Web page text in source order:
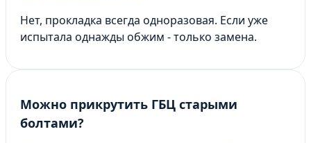
Нет, прокладка всегда одноразовая. Если уже
испытала однажды обжим - только замена.
Можно прикрутить ГБЦ старыми
болтами?